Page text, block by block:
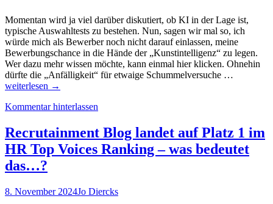
Momentan wird ja viel darüber diskutiert, ob KI in der Lage ist,
typische Auswahltests zu bestehen. Nun, sagen wir mal so, ich
würde mich als Bewerber noch nicht darauf einlassen, meine
Bewerbungschance in die Hände der „Kunstintelligenz“ zu legen.
Wer dazu mehr wissen möchte, kann einmal hier klicken. Ohnehin
dürfte die „Anfälligkeit“ für etwaige Schummelversuche …
massiven
um
weiterlesen →
Kommentar hinterlassen
Recrutainment Blog landet auf Platz 1 im
HR Top Voices Ranking – was bedeutet
das…?
8. November 2024Jo Diercks